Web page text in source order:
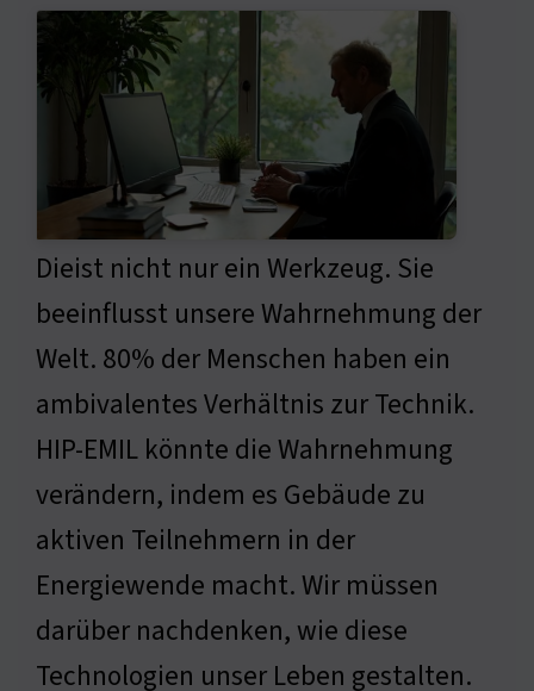
Dieist nicht nur ein Werkzeug. Sie
beeinflusst unsere Wahrnehmung der
Welt. 80% der Menschen haben ein
ambivalentes Verhältnis zur Technik.
HIP-EMIL könnte die Wahrnehmung
verändern, indem es Gebäude zu
aktiven Teilnehmern in der
Energiewende macht. Wir müssen
darüber nachdenken, wie diese
Technologien unser Leben gestalten.